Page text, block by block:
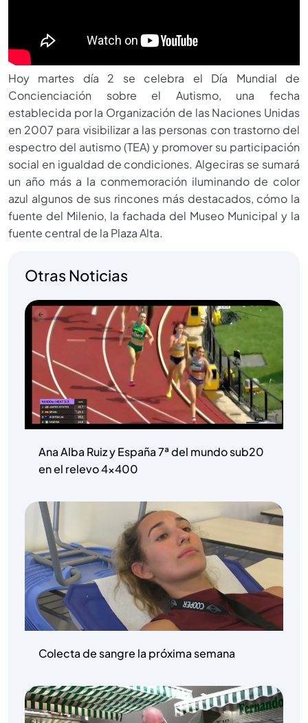
Hoy martes día 2 se celebra el Día Mundial de
Concienciación sobre el Autismo, una fecha
establecida por la Organización de las Naciones Unidas
en 2007 para visibilizar a las personas con trastorno del
espectro del autismo (TEA) y promover su participación
social en igualdad de condiciones. Algeciras se sumará
un año más a la conmemoración iluminando de color
azul algunos de sus rincones más destacados, cómo la
fuente del Milenio, la fachada del Museo Municipal y la
fuente central de la Plaza Alta.
Otras Noticias
Ana Alba Ruiz y España 7ª del mundo sub20
en el relevo 4×400
Colecta de sangre la próxima semana